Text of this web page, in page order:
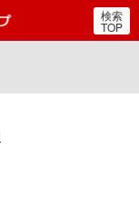
郵便局・日本郵政グルー
検索
TOP